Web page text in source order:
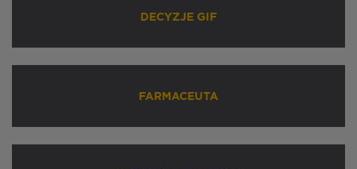
DECYZJE GIF
FARMACEUTA